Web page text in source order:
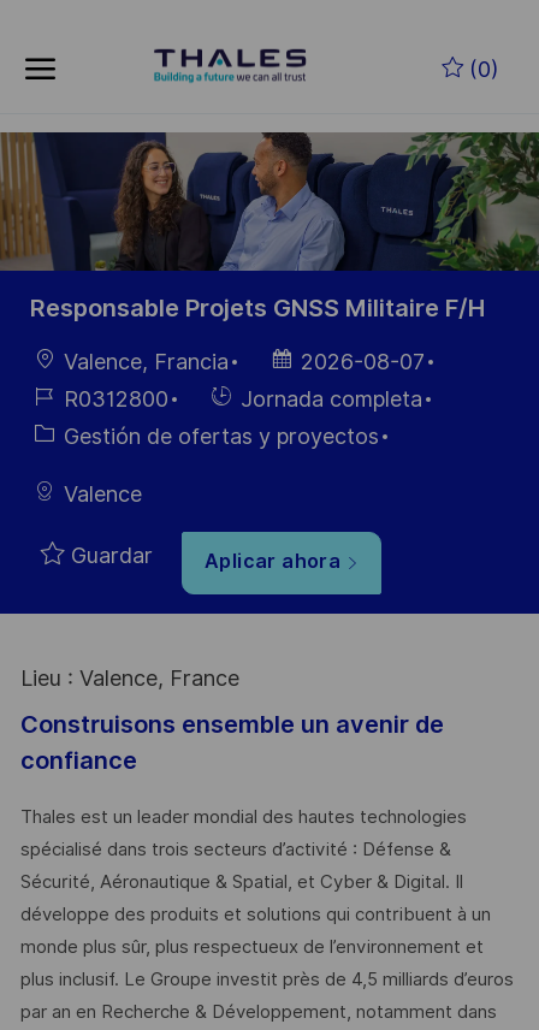
(0)
-
Responsable Projets GNSS Militaire F/H
Ubicación
Valence, Francia
Fecha de
publicación
2026-08-07
ID de
empleo
R0312800
Hiring
Type
Jornada completa
Categoría
Gestión de ofertas y proyectos
Valence
Guardar Aplicar ahora
Lieu : Valence, France
Construisons ensemble un avenir de
confiance
Thales est un leader mondial des hautes technologies
spécialisé dans trois secteurs d’activité : Défense &
Sécurité, Aéronautique & Spatial, et Cyber & Digital. Il
développe des produits et solutions qui contribuent à un
monde plus sûr, plus respectueux de l’environnement et
plus inclusif. Le Groupe investit près de 4,5 milliards d’euros
par an en Recherche & Développement, notamment dans